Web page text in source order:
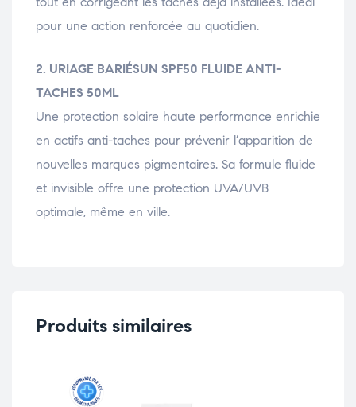
pour une action renforcée au quotidien.
2. URIAGE BARIÉSUN SPF50 FLUIDE ANTI-
TACHES 50ML
Une protection solaire haute performance enrichie
en actifs anti-taches pour prévenir l’apparition de
nouvelles marques pigmentaires. Sa formule fluide
et invisible offre une protection UVA/UVB
optimale, même en ville.
Produits similaires